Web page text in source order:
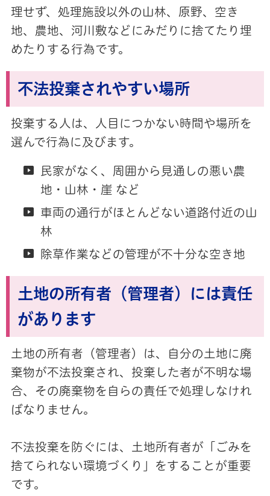
理せず、処理施設以外の山林、原野、空き
地、農地、河川敷などにみだりに捨てたり埋
めたりする行為です。
不法投棄されやすい場所
投棄する人は、人目につかない時間や場所を
選んで行為に及びます。
民家がなく、周囲から見通しの悪い農
地・山林・崖 など
車両の通行がほとんどない道路付近の山
林
除草作業などの管理が不十分な空き地
土地の所有者（管理者）には責任
があります
土地の所有者（管理者）は、自分の土地に廃
棄物が不法投棄され、投棄した者が不明な場
合、その廃棄物を自らの責任で処理しなけれ
ばなりません。
不法投棄を防ぐには、土地所有者が「ごみを
捨てられない環境づくり」をすることが重要
です。